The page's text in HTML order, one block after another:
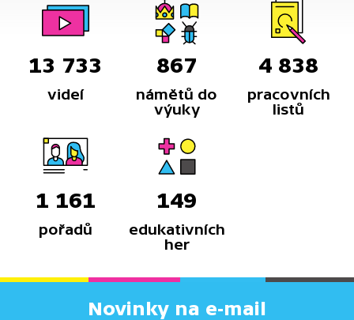
13 733
videí
867
námětů do
výuky
4 838
pracovních
listů
1 161
pořadů
149
edukativních
her
Novinky na e-mail